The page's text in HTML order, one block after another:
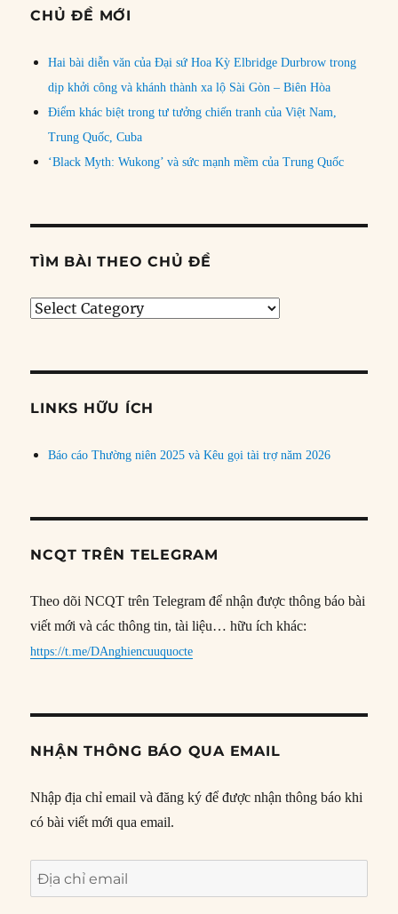
CHỦ ĐỀ MỚI
Hai bài diễn văn của Đại sứ Hoa Kỳ Elbridge Durbrow trong
dịp khởi công và khánh thành xa lộ Sài Gòn – Biên Hòa
Điểm khác biệt trong tư tưởng chiến tranh của Việt Nam,
Trung Quốc, Cuba
‘Black Myth: Wukong’ và sức mạnh mềm của Trung Quốc
TÌM BÀI THEO CHỦ ĐỀ
Tìm
đề
LINKS HỮU ÍCH
Báo cáo Thường niên 2025 và Kêu gọi tài trợ năm 2026
NCQT TRÊN TELEGRAM
Theo dõi NCQT trên Telegram để nhận được thông báo bài
viết mới và các thông tin, tài liệu… hữu ích khác:
https://t.me/DAnghiencuuquocte
NHẬN THÔNG BÁO QUA EMAIL
Nhập địa chỉ email và đăng ký để được nhận thông báo khi
có bài viết mới qua email.
Địa
chỉ